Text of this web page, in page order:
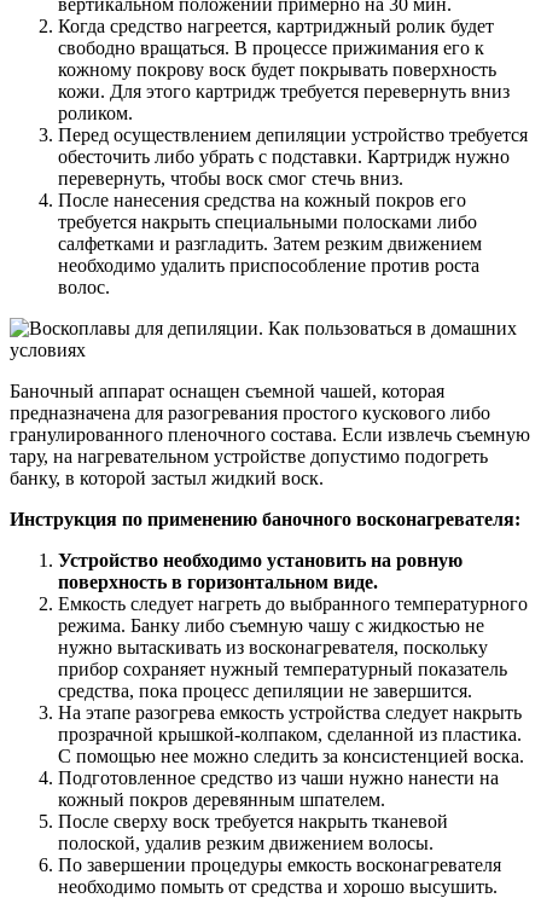
Когда средство нагреется, картриджный ролик будет
свободно вращаться. В процессе прижимания его к
кожному покрову воск будет покрывать поверхность
кожи. Для этого картридж требуется перевернуть вниз
роликом.
Перед осуществлением депиляции устройство требуется
обесточить либо убрать с подставки. Картридж нужно
перевернуть, чтобы воск смог стечь вниз.
После нанесения средства на кожный покров его
требуется накрыть специальными полосками либо
салфетками и разгладить. Затем резким движением
необходимо удалить приспособление против роста
волос.
Баночный аппарат оснащен съемной чашей, которая
предназначена для разогревания простого кускового либо
гранулированного пленочного состава. Если извлечь съемную
тару, на нагревательном устройстве допустимо подогреть
банку, в которой застыл жидкий воск.
Инструкция по применению баночного восконагревателя:
Устройство необходимо установить на ровную
поверхность в горизонтальном виде.
Емкость следует нагреть до выбранного температурного
режима. Банку либо съемную чашу с жидкостью не
нужно вытаскивать из восконагревателя, поскольку
прибор сохраняет нужный температурный показатель
средства, пока процесс депиляции не завершится.
На этапе разогрева емкость устройства следует накрыть
прозрачной крышкой-колпаком, сделанной из пластика.
С помощью нее можно следить за консистенцией воска.
Подготовленное средство из чаши нужно нанести на
кожный покров деревянным шпателем.
После сверху воск требуется накрыть тканевой
полоской, удалив резким движением волосы.
По завершении процедуры емкость восконагревателя
необходимо помыть от средства и хорошо высушить.